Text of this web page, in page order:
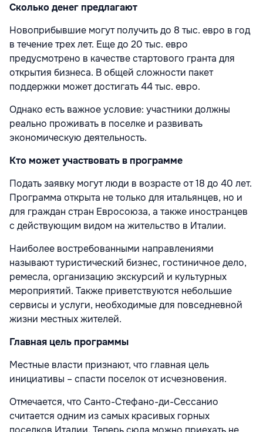
Сколько денег предлагают
Новоприбывшие могут получить до 8 тыс. евро в год
в течение трех лет. Еще до 20 тыс. евро
предусмотрено в качестве стартового гранта для
открытия бизнеса. В общей сложности пакет
поддержки может достигать 44 тыс. евро.
Однако есть важное условие: участники должны
реально проживать в поселке и развивать
экономическую деятельность.
Кто может участвовать в программе
Подать заявку могут люди в возрасте от 18 до 40 лет.
Программа открыта не только для итальянцев, но и
для граждан стран Евросоюза, а также иностранцев
с действующим видом на жительство в Италии.
Наиболее востребованными направлениями
называют туристический бизнес, гостиничное дело,
ремесла, организацию экскурсий и культурных
мероприятий. Также приветствуются небольшие
сервисы и услуги, необходимые для повседневной
жизни местных жителей.
Главная цель программы
Местные власти признают, что главная цель
инициативы – спасти поселок от исчезновения.
Отмечается, что Санто-Стефано-ди-Сессанио
считается одним из самых красивых горных